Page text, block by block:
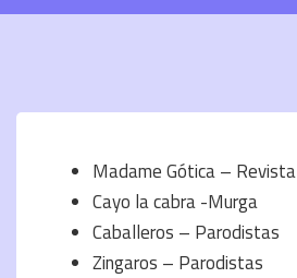
Madame Gótica – Revista
Cayo la cabra -Murga
Caballeros – Parodistas
Zingaros – Parodistas